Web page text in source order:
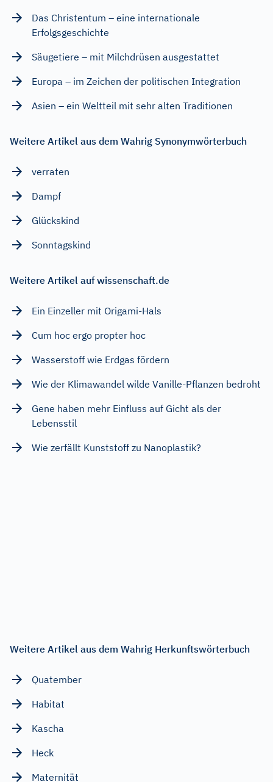
Das Christentum – eine internationale
Erfolgsgeschichte
Säugetiere – mit Milchdrüsen ausgestattet
Europa – im Zeichen der politischen Integration
Asien – ein Weltteil mit sehr alten Traditionen
Weitere Artikel aus dem Wahrig Synonymwörterbuch
verraten
Dampf
Glückskind
Sonntagskind
Weitere Artikel auf wissenschaft.de
Ein Einzeller mit Origami-Hals
Cum hoc ergo propter hoc
Wasserstoff wie Erdgas fördern
Wie der Klimawandel wilde Vanille-Pflanzen bedroht
Gene haben mehr Einfluss auf Gicht als der
Lebensstil
Wie zerfällt Kunststoff zu Nanoplastik?
Weitere Artikel aus dem Wahrig Herkunftswörterbuch
Quatember
Habitat
Kascha
Heck
Maternität